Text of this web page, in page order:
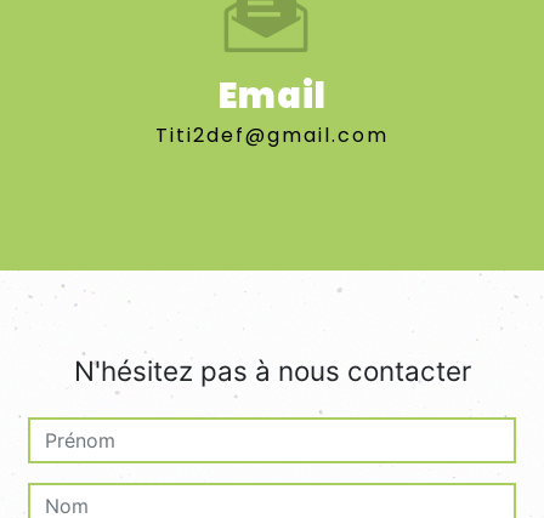
Email
titi2def@gmail.com
N'hésitez pas à nous contacter